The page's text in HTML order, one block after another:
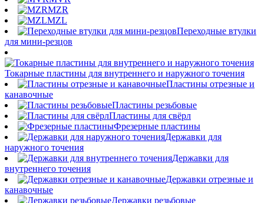
MZR
MZL
Переходные втулки
для мини-резцов
Токарные пластины для внутреннего и наружного точения
Пластины отрезные и
канавочные
Пластины резьбовые
Пластины для свёрл
Фрезерные пластины
Державки для
наружного точения
Державки для
внутреннего точения
Державки отрезные и
канавочные
Державки резьбовые